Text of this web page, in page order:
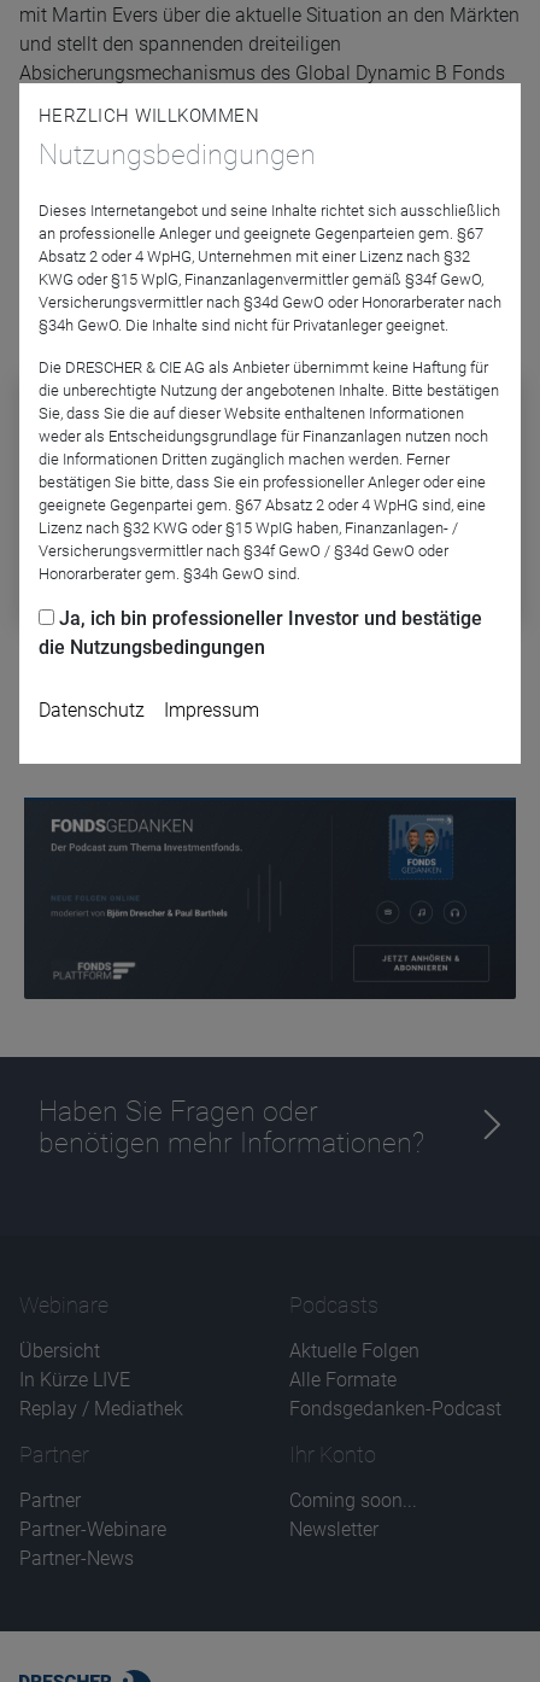
mit Martin Evers über die aktuelle Situation an den Märkten
und stellt den spannenden dreiteiligen
Absicherungsmechanismus des Global Dynamic B Fonds
Podcast-Folge anhören
Podcast abonnieren
PPP – Patriarch Power
Podcast
Abonnieren Sie diesen Podcast auf
einer der gängigen Plattformen und
verpassen Sie keine Folge mehr:
Apple
Haben Sie Fragen oder
benötigen mehr Informationen?
Webinare
Übersicht
In Kürze LIVE
Replay / Mediathek
Podcasts
Aktuelle Folgen
Alle Formate
Fondsgedanken-Podcast
Partner
Partner
Partner-Webinare
Partner-News
Ihr Konto
Coming soon...
Newsletter
HERZLICH WILLKOMMEN
Nutzungsbedingungen
Dieses Internetangebot und seine Inhalte richtet sich ausschließlich
an professionelle Anleger und geeignete Gegenparteien gem. §67
Absatz 2 oder 4 WpHG, Unternehmen mit einer Lizenz nach §32
KWG oder §15 WplG, Finanzanlagenvermittler gemäß §34f GewO,
Versicherungsvermittler nach §34d GewO oder Honorarberater nach
§34h GewO. Die Inhalte sind nicht für Privatanleger geeignet.
Die DRESCHER & CIE AG als Anbieter übernimmt keine Haftung für
die unberechtigte Nutzung der angebotenen Inhalte. Bitte bestätigen
Sie, dass Sie die auf dieser Website enthaltenen Informationen
weder als Entscheidungsgrundlage für Finanzanlagen nutzen noch
die Informationen Dritten zugänglich machen werden. Ferner
bestätigen Sie bitte, dass Sie ein professioneller Anleger oder eine
geeignete Gegenpartei gem. §67 Absatz 2 oder 4 WpHG sind, eine
Lizenz nach §32 KWG oder §15 WpIG haben, Finanzanlagen- /
Versicherungsvermittler nach §34f GewO / §34d GewO oder
Honorarberater gem. §34h GewO sind.
Ja, ich bin professioneller Investor und bestätige
die Nutzungsbedingungen
Datenschutz Impressum
Anbieter D&C
Zweck